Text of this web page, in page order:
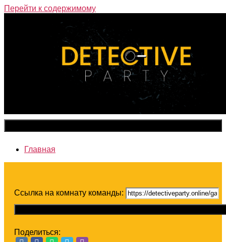
Перейти к содержимому
Главная
Ссылка на комнату команды:
Поделиться: